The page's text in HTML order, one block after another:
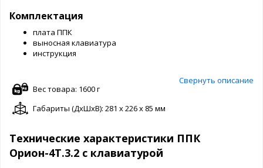
Комплектация
плата ППК
выносная клавиатура
инструкция
Свернуть описание
Вес товара: 1600 г
Габариты (ДxШxВ): 281 x 226 x 85 мм
Технические характеристики ППК
Орион-4Т.3.2 с клавиатурой